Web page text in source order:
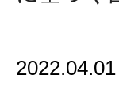
2022.04.01